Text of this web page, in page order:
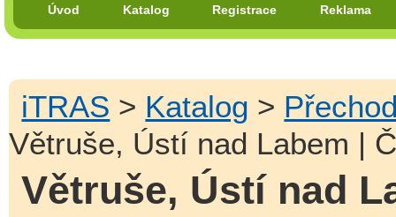
Úvod Katalog Registrace Reklama
iTRAS > Katalog >
Větruše, Ústí nad Labem |
Větruše, Ústí nad